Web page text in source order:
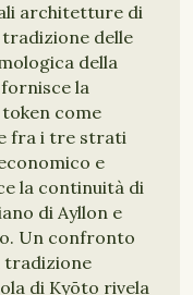
architetture di
delle
della
la
come
fra i tre strati
e
la continuità di
di Ayllon e
Un confronto
tradizione
di Kyōto rivela